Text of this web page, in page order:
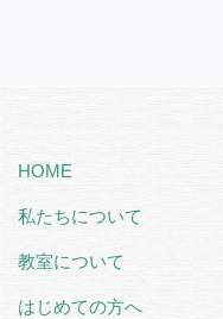
HOME
私たちについて
教室について
はじめての方へ